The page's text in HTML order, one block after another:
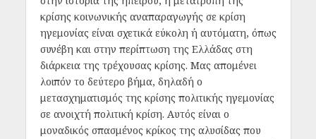
κρίσης κοινωνικής αναπαραγωγής σε κρίση
ηγεμονίας είναι σχετικά εύκολη ή αυτόματη, όπως
συνέβη και στην περίπτωση της Ελλάδας στη
διάρκεια της τρέχουσας κρίσης. Μας απομένει
λοιπόν το δεύτερο βήμα, δηλαδή ο
μετασχηματισμός της κρίσης πολιτικής ηγεμονίας
σε ανοιχτή πολιτική κρίση. Αυτός είναι ο
μοναδικός σπασμένος κρίκος της αλυσίδας που